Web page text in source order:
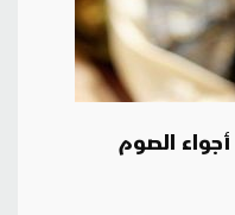
الصوم